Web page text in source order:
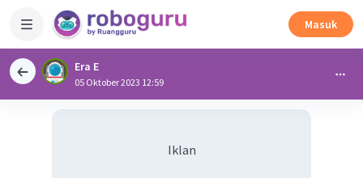
Masuk
Era E
05 Oktober 2023 12:59
Iklan